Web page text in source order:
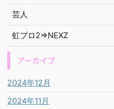
芸人
虹プロ2⇒NEXZ
アーカイブ
2024年12月
2024年11月